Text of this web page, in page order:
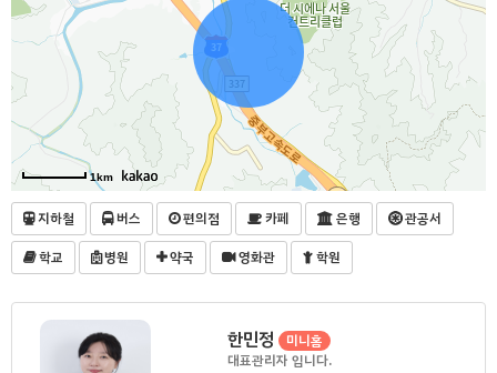
1km
지하철 버스 편의점 카페 은행
관공서
학교
병원 약국 영화관 학원
한민정 미니홈
대표관리자 입니다.